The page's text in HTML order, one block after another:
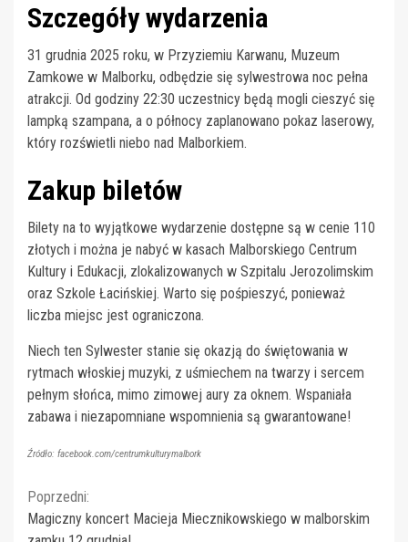
Szczegóły wydarzenia
31 grudnia 2025 roku, w Przyziemiu Karwanu, Muzeum
Zamkowe w Malborku, odbędzie się sylwestrowa noc pełna
atrakcji. Od godziny 22:30 uczestnicy będą mogli cieszyć się
lampką szampana, a o północy zaplanowano pokaz laserowy,
który rozświetli niebo nad Malborkiem.
Zakup biletów
Bilety na to wyjątkowe wydarzenie dostępne są w cenie 110
złotych i można je nabyć w kasach Malborskiego Centrum
Kultury i Edukacji, zlokalizowanych w Szpitalu Jerozolimskim
oraz Szkole Łacińskiej. Warto się pośpieszyć, ponieważ
liczba miejsc jest ograniczona.
Niech ten Sylwester stanie się okazją do świętowania w
rytmach włoskiej muzyki, z uśmiechem na twarzy i sercem
pełnym słońca, mimo zimowej aury za oknem. Wspaniała
zabawa i niezapomniane wspomnienia są gwarantowane!
Źródło: facebook.com/centrumkulturymalbork
Continue
Poprzedni:
Magiczny koncert Macieja Miecznikowskiego w malborskim